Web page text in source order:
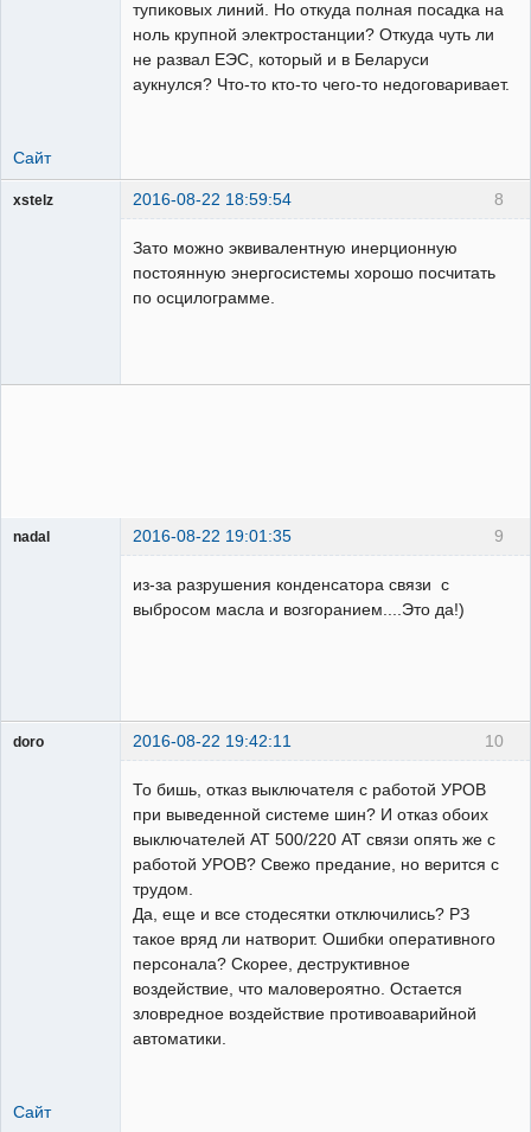
тупиковых линий. Но откуда полная посадка на
ноль крупной электростанции? Откуда чуть ли
не развал ЕЭС, который и в Беларуси
аукнулся? Что-то кто-то чего-то недоговаривает.
Сайт
8
xstelz 2016-08-22 18:59:54
Зато можно эквивалентную инерционную
постоянную энергосистемы хорошо посчитать
по осцилограмме.
9
nadal 2016-08-22 19:01:35
из-за разрушения конденсатора связи с
выбросом масла и возгоранием....Это да!)
10
doro 2016-08-22 19:42:11
То бишь, отказ выключателя с работой УРОВ
при выведенной системе шин? И отказ обоих
выключателей АТ 500/220 АТ связи опять же с
работой УРОВ? Свежо предание, но верится с
трудом.
Да, еще и все стодесятки отключились? РЗ
такое вряд ли натворит. Ошибки оперативного
персонала? Скорее, деструктивное
воздействие, что маловероятно. Остается
зловредное воздействие противоаварийной
автоматики.
Сайт